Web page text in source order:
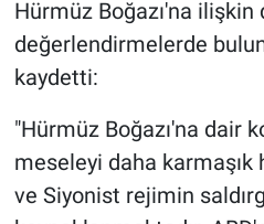
Hürmüz Boğazı'na ilişkin
değerlendirmelerde
kaydetti:
"Hürmüz Boğazı'na dair
meseleyi daha karmaşık
ve Siyonist rejimin